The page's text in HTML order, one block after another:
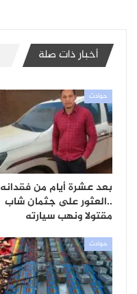
أخبار ذات صلة
حوادث
بعد عشرة أيام من فقدانه
..العثور على جثمان شاب
مقتولا ونهب سيارته
حوادث